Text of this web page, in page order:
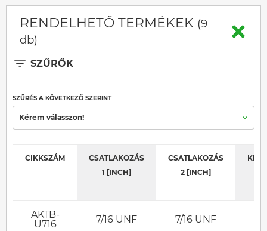
RENDELHETŐ TERMÉKEK (9
db)
SZŰRŐK
SZŰRÉS A KÖVETKEZŐ SZERINT
Kérem válasszon!
CIKKSZÁM
CSATLAKOZÁS
1 [INCH]
CSATLAKOZÁS
2 [INCH]
AKTB-
U716
7/16 UNF 7/16 UNF